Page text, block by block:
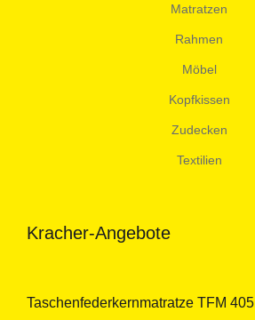
Matratzen
Rahmen
Möbel
Kopfkissen
Zudecken
Textilien
Kracher-Angebote
Taschenfederkernmatratze TFM 405